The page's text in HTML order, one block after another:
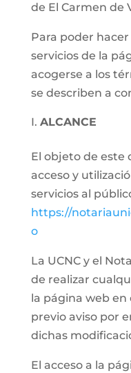
de El Carmen de
Para poder
servicios de la
acogerse a los
se describen a
ALCANCE
El objeto de este
acceso y
servicios al
https://
o
La UCNC y el
de realizar
la página web
previo aviso por
dichas
El acceso a la